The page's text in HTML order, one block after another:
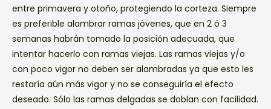
entre primavera y otoño, protegiendo la corteza. Siempre
es preferible alambrar ramas jóvenes, que en 2 ó 3
semanas habrán tomado la posición adecuada, que
intentar hacerlo con ramas viejas. Las ramas viejas y/o
con poco vigor no deben ser alambradas ya que esto les
restaría aún más vigor y no se conseguiría el efecto
deseado. Sólo las ramas delgadas se doblan con facilidad.